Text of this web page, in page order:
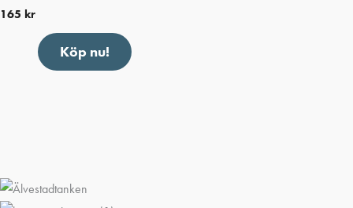
165 kr
Köp nu!